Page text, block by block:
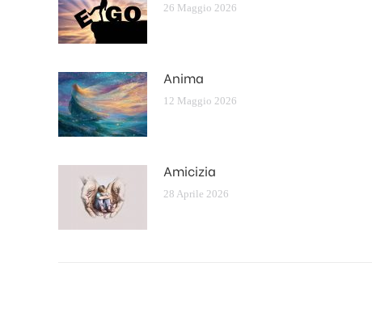
26 Maggio 2026
Anima
12 Maggio 2026
Amicizia
28 Aprile 2026